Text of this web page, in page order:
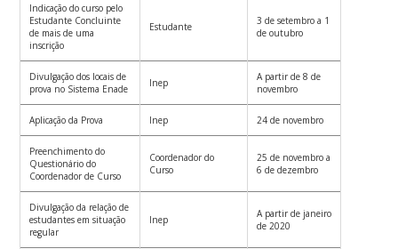
Indicação do curso pelo
Estudante Concluinte
de mais de uma
inscrição
Estudante
3 de setembro a 1
de outubro
Divulgação dos locais de
prova no Sistema Enade
Inep
A partir de 8 de
novembro
Aplicação da Prova Inep 24 de novembro
Preenchimento do
Questionário do
Coordenador de Curso
Coordenador do
Curso
25 de novembro a
6 de dezembro
Divulgação da relação de
estudantes em situação
regular
Inep
A partir de janeiro
de 2020